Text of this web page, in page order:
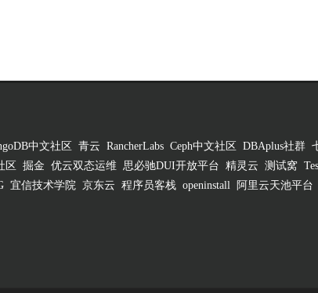
中文社区 青云 RancherLabs Ceph中文社区 DBAplus社群
区 掘金 优云双态运维 思必驰DUI开放平台 精灵云 测试窝
宜信技术学院 京东云 程序员客栈 openinstall 阿里云天池平台